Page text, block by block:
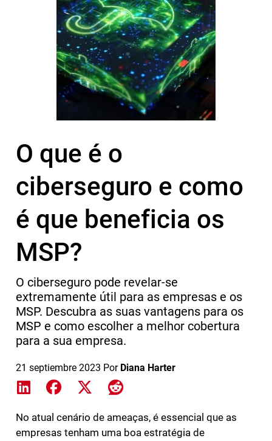
O que é o
ciberseguro e como
é que beneficia os
MSP?
O ciberseguro pode revelar-se
extremamente útil para as empresas e os
MSP. Descubra as suas vantagens para os
MSP e como escolher a melhor cobertura
para a sua empresa.
21 septiembre 2023 Por Diana Harter
Share on LinkedIn
Share on Facebook
Share on XShare on Reddit
No atual cenário de ameaças, é essencial que as
empresas tenham uma boa estratégia de